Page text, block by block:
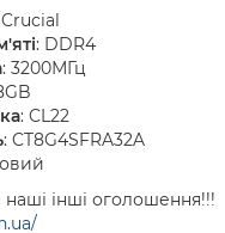
: DDR4
: 3200МГц
: CL22
: CT8G4SFRA32A
інші оголошення!!!